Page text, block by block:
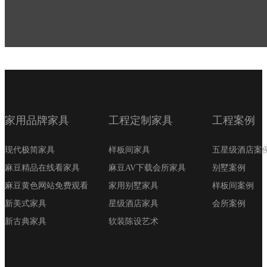
家用品牌家具
现代极简家具
麻豆精品在线看家具
麻豆黄色网站免费观看
新美式家具
新古典家具
工程定制家具
样板间家具
麻豆AV下载会所家具
家用别墅家具
星级酒店家具
软装陈设艺术
工程案例
五星级酒店案
别墅案例
样板间案例
会所案例